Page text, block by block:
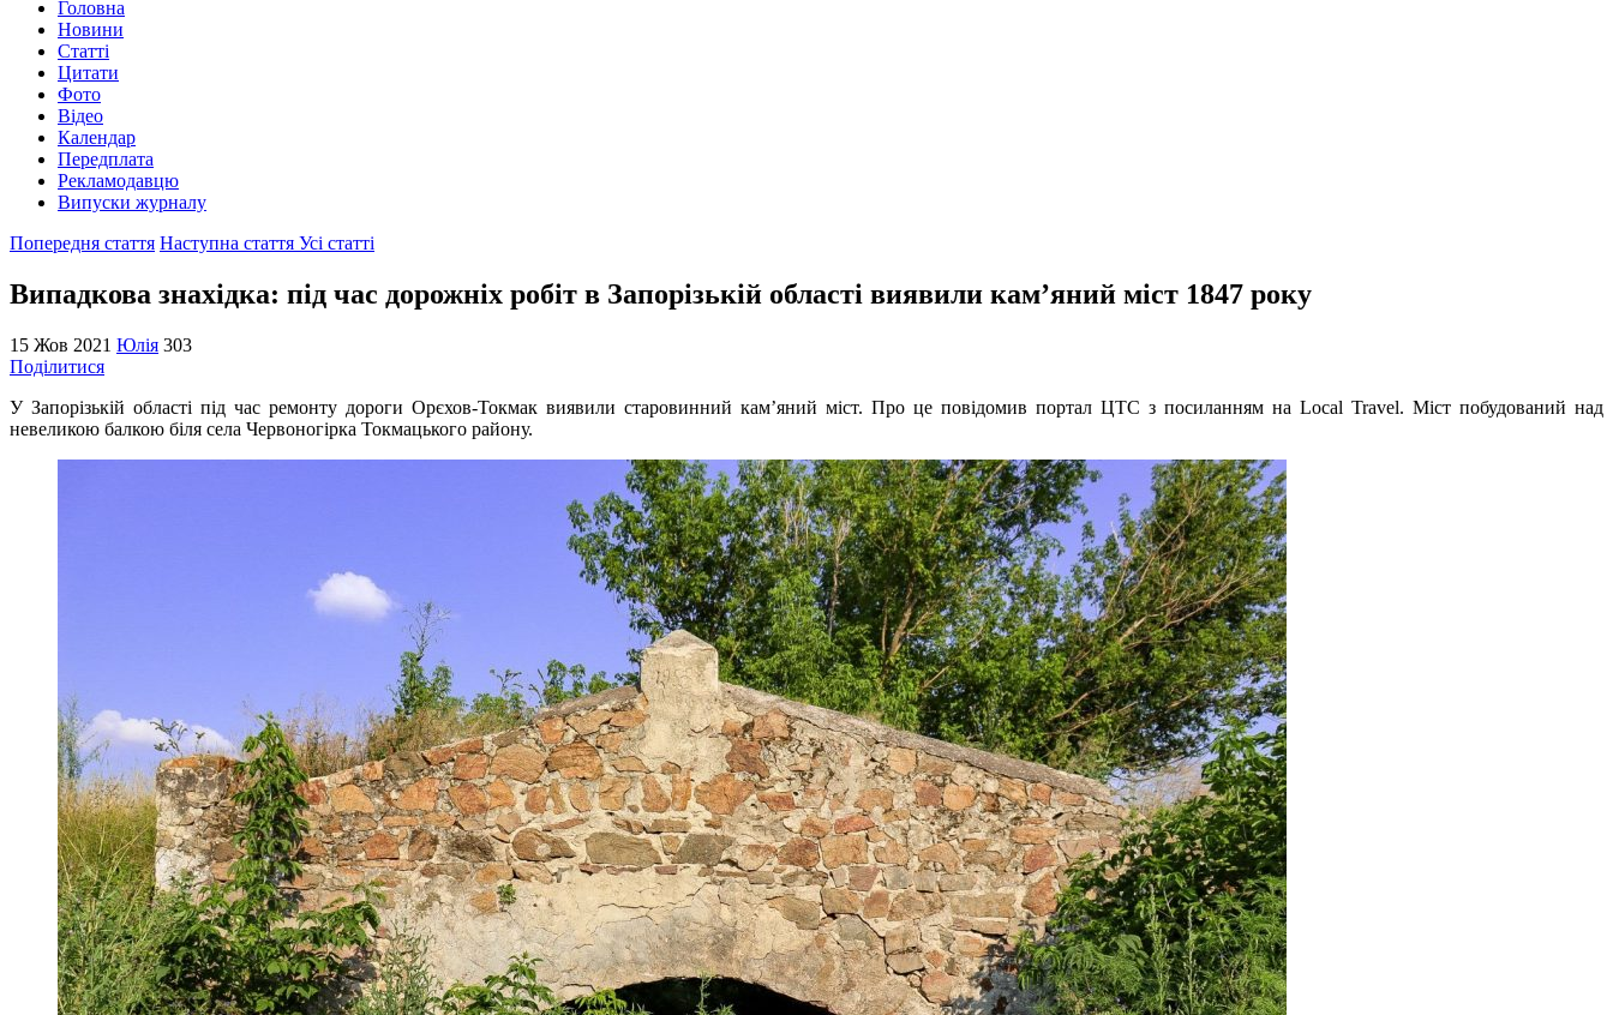
Головна
Новини
Статті
Цитати
Фото
Відео
Календар
Передплата
Рекламодавцю
Випуски журналу
Попередня стаття Наступна стаття Усі статті
Випадкова знахідка: під час дорожніх робіт в Запорізькій області виявили кам’яний міст 1847 року
15 Жов 2021 Юлія 303
Поділитися
У Запорізькій області під час ремонту дороги Орєхов-Токмак виявили старовинний кам’яний міст. Про це повідомив портал ЦТС з посиланням на Local Travel. Міст побудований над
невеликою балкою біля села Червоногірка Токмацького району.